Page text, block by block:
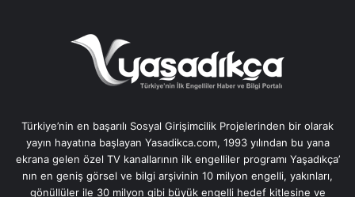
Türkiye’nin en başarılı Sosyal Girişimcilik Projelerinden bir olarak
yayın hayatına başlayan Yasadikca.com, 1993 yılından bu yana
ekrana gelen özel TV kanallarının ilk engelliler programı Yaşadıkça’
nın en geniş görsel ve bilgi arşivinin 10 milyon engelli, yakınları,
gönüllüler ile 30 milyon gibi büyük engelli hedef kitlesine ve